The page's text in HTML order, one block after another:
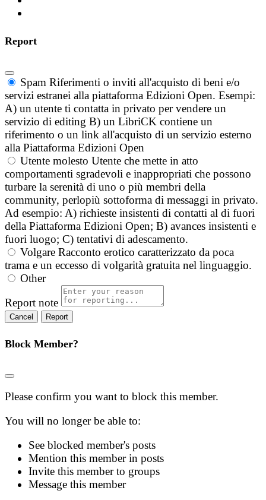
Report
Spam Riferimenti o inviti all'acquisto di beni e/o
servizi estranei alla piattaforma Edizioni Open. Esempi:
A) un utente ti contatta in privato per vendere un
servizio di editing B) un LibriCK contiene un
riferimento o un link all'acquisto di un servizio esterno
alla Piattaforma Edizioni Open
Utente molesto Utente che mette in atto
comportamenti sgradevoli e inappropriati che possono
turbare la serenità di uno o più membri della
community, perlopiù sottoforma di messaggi in privato.
Ad esempio: A) richieste insistenti di contatti al di fuori
della Piattaforma Edizioni Open; B) avances insistenti e
fuori luogo; C) tentativi di adescamento.
Volgare Racconto erotico caratterizzato da poca
trama e un eccesso di volgarità gratuita nel linguaggio.
Other
Report note
Report
Block Member?
Please confirm you want to block this member.
You will no longer be able to:
See blocked member's posts
Mention this member in posts
Invite this member to groups
Message this member